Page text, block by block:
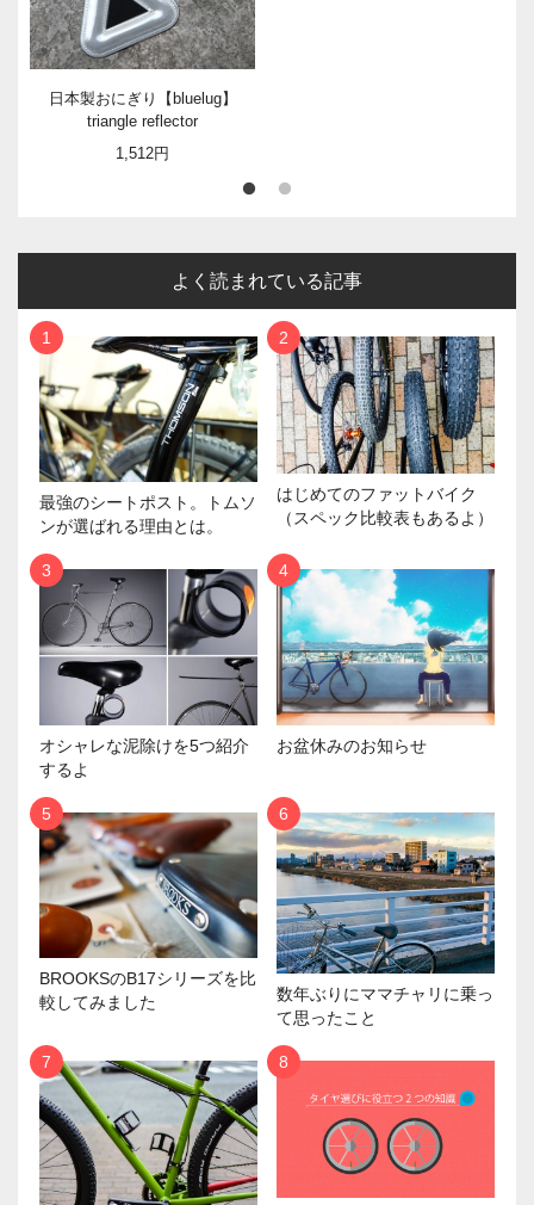
日本製おにぎり【bluelug】
triangle reflector
1,512円
よく読まれている記事
最強のシートポスト。トムソ
ンが選ばれる理由とは。
はじめてのファットバイク
（スペック比較表もあるよ）
オシャレな泥除けを5つ紹介
するよ
お盆休みのお知らせ
BROOKSのB17シリーズを比
較してみました
数年ぶりにママチャリに乗っ
て思ったこと